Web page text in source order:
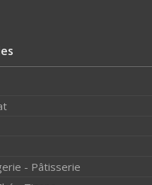
- Pâtisserie